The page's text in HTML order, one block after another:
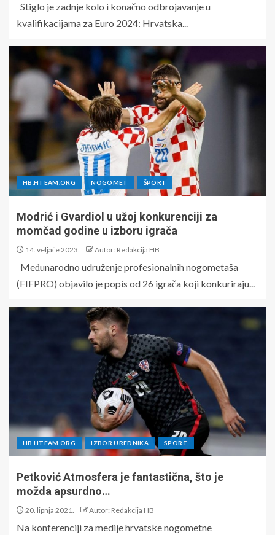
Stiglo je zadnje kolo i konačno odbrojavanje u
kvalifikacijama za Euro 2024: Hrvatska...
HB.HTEAM.ORG NOGOMET ŠPORT
Modrić i Gvardiol u užoj konkurenciji za
momčad godine u izboru igrača
14. veljače 2023. Autor: Redakcija HB
Međunarodno udruženje profesionalnih nogometaša
(FIFPRO) objavilo je popis od 26 igrača koji konkuriraju...
HB.HTEAM.ORG IZBOR UREDNIKA SPORT
Petković Atmosfera je fantastična, što je
možda apsurdno…
20. lipnja 2021. Autor: Redakcija HB
Na konferenciji za medije hrvatske nogometne